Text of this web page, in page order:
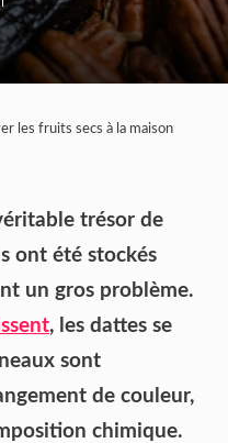
les fruits secs à la maison
trésor de
ont été stockés
un gros problème.
, les dattes se
sont
de couleur,
chimique.